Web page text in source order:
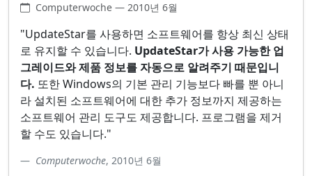
Computerwoche — 2010년 6월
"UpdateStar를 사용하면 소프트웨어를 항상 최신 상태
로 유지할 수 있습니다. UpdateStar가 사용 가능한 업
그레이드와 제품 정보를 자동으로 알려주기 때문입니
다. 또한 Windows의 기본 관리 기능보다 빠를 뿐 아니
라 설치된 소프트웨어에 대한 추가 정보까지 제공하는
소프트웨어 관리 도구도 제공합니다. 프로그램을 제거
할 수도 있습니다."
Computerwoche, 2010년 6월